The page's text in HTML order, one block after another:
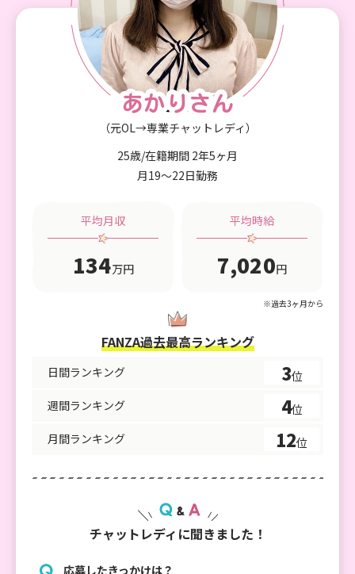
あかりさん
あかりさん
（元OL→専業チャットレディ）
25歳/在籍期間 2年5ヶ月
月19〜22日勤務
平均月収
134万円
平均時給
7,020円
※過去3ヶ月から
FANZA過去最高ランキング
日間ランキング 3位
週間ランキング
4位
月間ランキング
12位
チャットレディに聞きました！
応募したきっかけは？